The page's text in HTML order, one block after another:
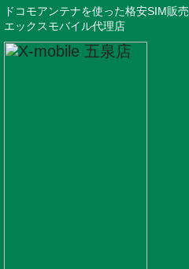
ドコモアンテナを使った格安SIM販売
エックスモバイル代理店